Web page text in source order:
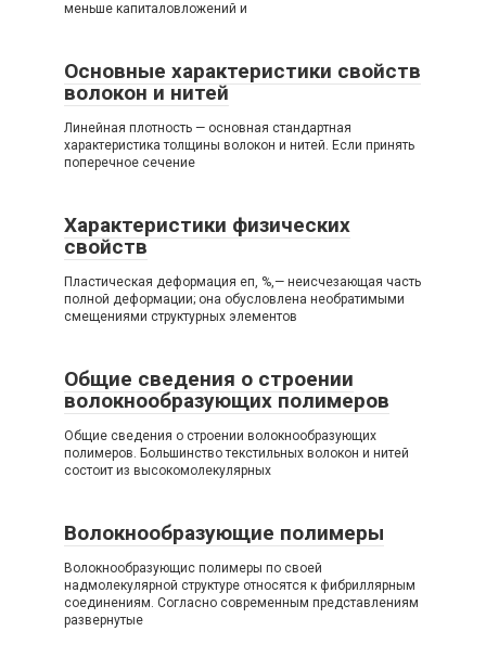
меньше капиталовложений и
Основные характеристики свойств
волокон и нитей
Линейная плотность — основная стандартная
характеристика толщины волокон и нитей. Если принять
поперечное сечение
Характеристики физических
свойств
Пластическая деформация еп, %,— неисчезающая часть
полной деформации; она обусловлена необратимыми
смещениями структурных элементов
Общие сведения о строении
волокнообразующих полимеров
Общие сведения о строении волокнообразующих
полимеров. Большинство текстильных волокон и нитей
состоит из высокомолекулярных
Волокнообразующие полимеры
Волокнообразующис полимеры по своей
надмолекулярной структуре относятся к фибриллярным
соединениям. Согласно современным представлениям
развернутые